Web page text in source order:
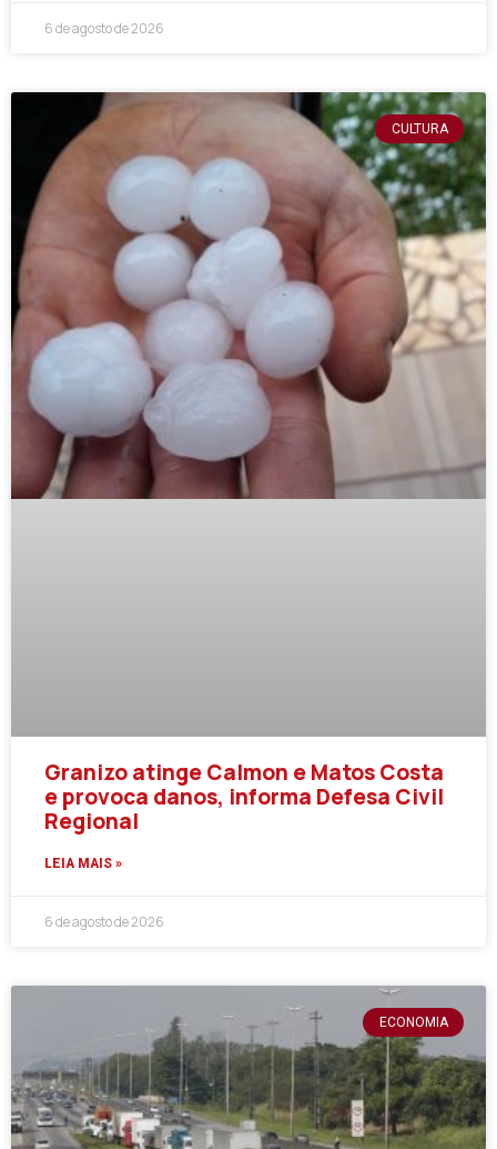
6 de agosto de 2026
CULTURA
Granizo atinge Calmon e Matos Costa
e provoca danos, informa Defesa Civil
Regional
LEIA MAIS »
6 de agosto de 2026
ECONOMIA